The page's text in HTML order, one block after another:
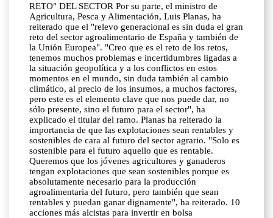
RETO" DEL SECTOR Por su parte, el ministro de
Agricultura, Pesca y Alimentación, Luis Planas, ha
reiterado que el "relevo generacional es sin duda el gran
reto del sector agroalimentario de España y también de
la Unión Europea". "Creo que es el reto de los retos,
tenemos muchos problemas e incertidumbres ligadas a
la situación geopolítica y a los conflictos en estos
momentos en el mundo, sin duda también al cambio
climático, al precio de los insumos, a muchos factores,
pero este es el elemento clave que nos puede dar, no
sólo presente, sino el futuro para el sector", ha
explicado el titular del ramo. Planas ha reiterado la
importancia de que las explotaciones sean rentables y
sostenibles de cara al futuro del sector agrario. "Solo es
sostenible para el futuro aquello que es rentable.
Queremos que los jóvenes agricultores y ganaderos
tengan explotaciones que sean sostenibles porque es
absolutamente necesario para la producción
agroalimentaria del futuro, pero también que sean
rentables y puedan ganar dignamente", ha reiterado. 10
acciones más alcistas para invertir en bolsa